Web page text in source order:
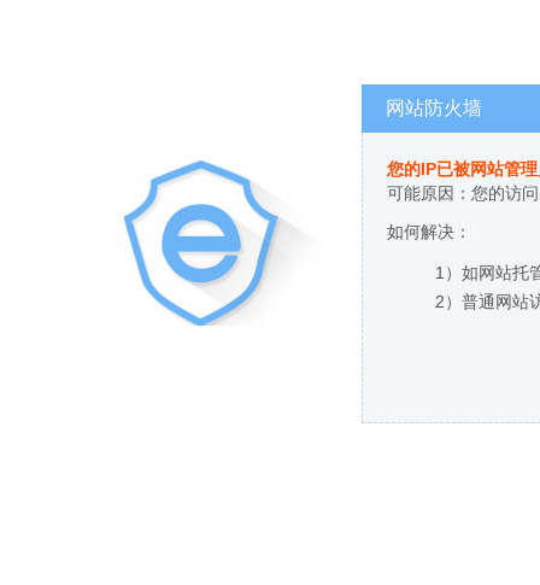
网站防火墙
您的IP已被网站管
可能原因：您的访
如何解决：
1）如网站托
2）普通网站